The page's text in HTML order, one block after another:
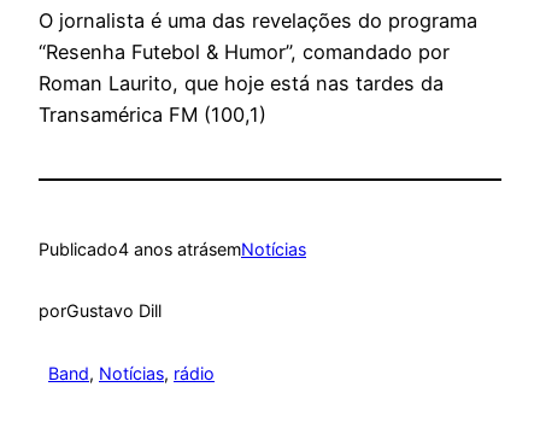
O jornalista é uma das revelações do programa
“Resenha Futebol & Humor”, comandado por
Roman Laurito, que hoje está nas tardes da
Transamérica FM (100,1)
Publicado4 anos atrásemNotícias
porGustavo Dill
Band, Notícias, rádio